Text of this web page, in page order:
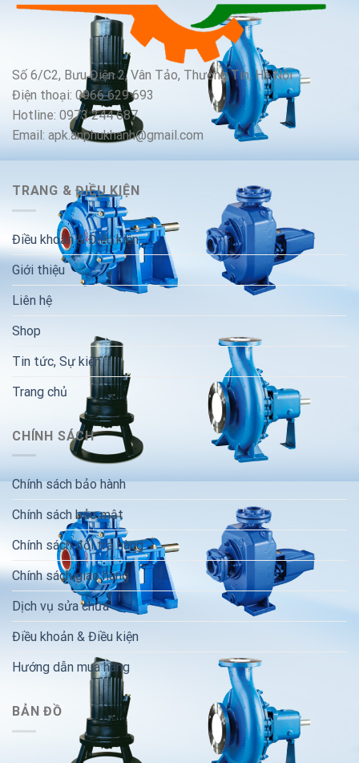
Số 6/C2, Bưu Điện 2, Vân Tảo, Thường Tín, Hà Nội
Điện thoại: 0966 629 693
Hotline: 0973 244 687
Email: apk.anphukhanh@gmail.com
TRANG & ĐIỀU KIỆN
Điều khoản & Điều kiện
Giới thiệu
Liên hệ
Shop
Tin tức, Sự kiện
Trang chủ
CHÍNH SÁCH
Chính sách bảo hành
Chính sách bảo mật
Chính sách đổi trả hàng
Chính sách giao hàng
Dịch vụ sửa chữa
Điều khoản & Điều kiện
Hướng dẫn mua hàng
BẢN ĐỒ